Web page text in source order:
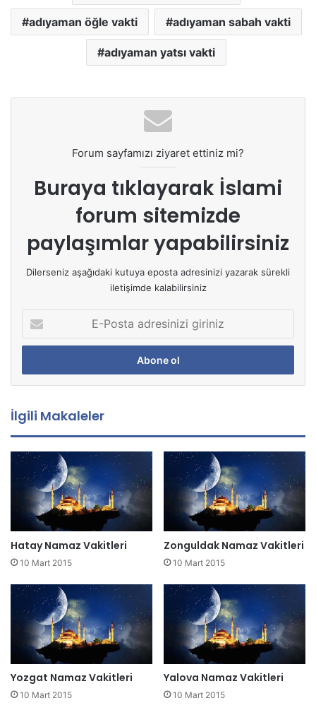
adıyaman öğle vakti adıyaman sabah vakti
adıyaman yatsı vakti
Forum sayfamızı ziyaret ettiniz mi?
Buraya tıklayarak İslami
forum sitemizde
paylaşımlar yapabilirsiniz
Dilerseniz aşağıdaki kutuya eposta adresinizi yazarak sürekli
iletişimde kalabilirsiniz
P
s
a
d
r
e
s
g
i
i
İlgili Makaleler
Hatay Namaz Vakitleri
10 Mart 2015
Zonguldak Namaz Vakitleri
10 Mart 2015
Yozgat Namaz Vakitleri
10 Mart 2015
Yalova Namaz Vakitleri
10 Mart 2015